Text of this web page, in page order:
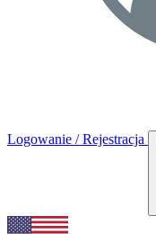
Logowanie / Rejestracja